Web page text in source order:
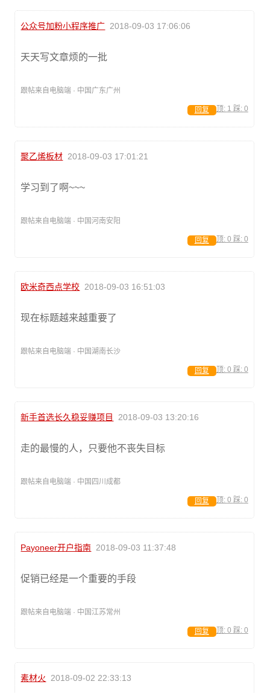
公众号加粉小程序推广 2018-09-03 17:06:06
天天写文章烦的一批
跟帖来自电脑端 · 中国广东广州
顶: 1 踩: 0
回复
聚乙烯板材 2018-09-03 17:01:21
学习到了啊~~~
跟帖来自电脑端 · 中国河南安阳
顶: 0 踩: 0
回复
欧米奇西点学校 2018-09-03 16:51:03
现在标题越来越重要了
跟帖来自电脑端 · 中国湖南长沙
顶: 0 踩: 0
回复
新手首选长久稳妥赚项目 2018-09-03 13:20:16
走的最慢的人，只要他不丧失目标
跟帖来自电脑端 · 中国四川成都
顶: 0 踩: 0
回复
Payoneer开户指南 2018-09-03 11:37:48
促销已经是一个重要的手段
跟帖来自电脑端 · 中国江苏常州
顶: 0 踩: 0
回复
素材火 2018-09-02 22:33:13